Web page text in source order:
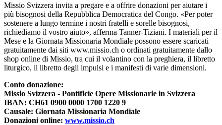
Missio Svizzera invita a pregare e a offrire donazioni per aiutare i
più bisognosi della Repubblica Democratica del Congo. «Per poter
sostenere a lungo termine i nostri fratelli e sorelle bisognosi,
richiediamo il vostro aiuto», afferma Tanner-Tiziani. I materiali per il
Mese e la Giornata Missionaria Mondiale possono essere scaricati
gratuitamente dai siti www.missio.ch o ordinati gratuitamente dallo
shop online di Missio, tra cui il volantino con la preghiera, il libretto
liturgico, il libretto degli impulsi e i manifesti di varie dimensioni.
Conto donazione:
Missio Svizzera - Pontificie Opere Missionarie in Svizzera
IBAN: CH61 0900 0000 1700 1220 9
Causale: Giornata Missionaria Mondiale
Donazioni online: www.missio.ch